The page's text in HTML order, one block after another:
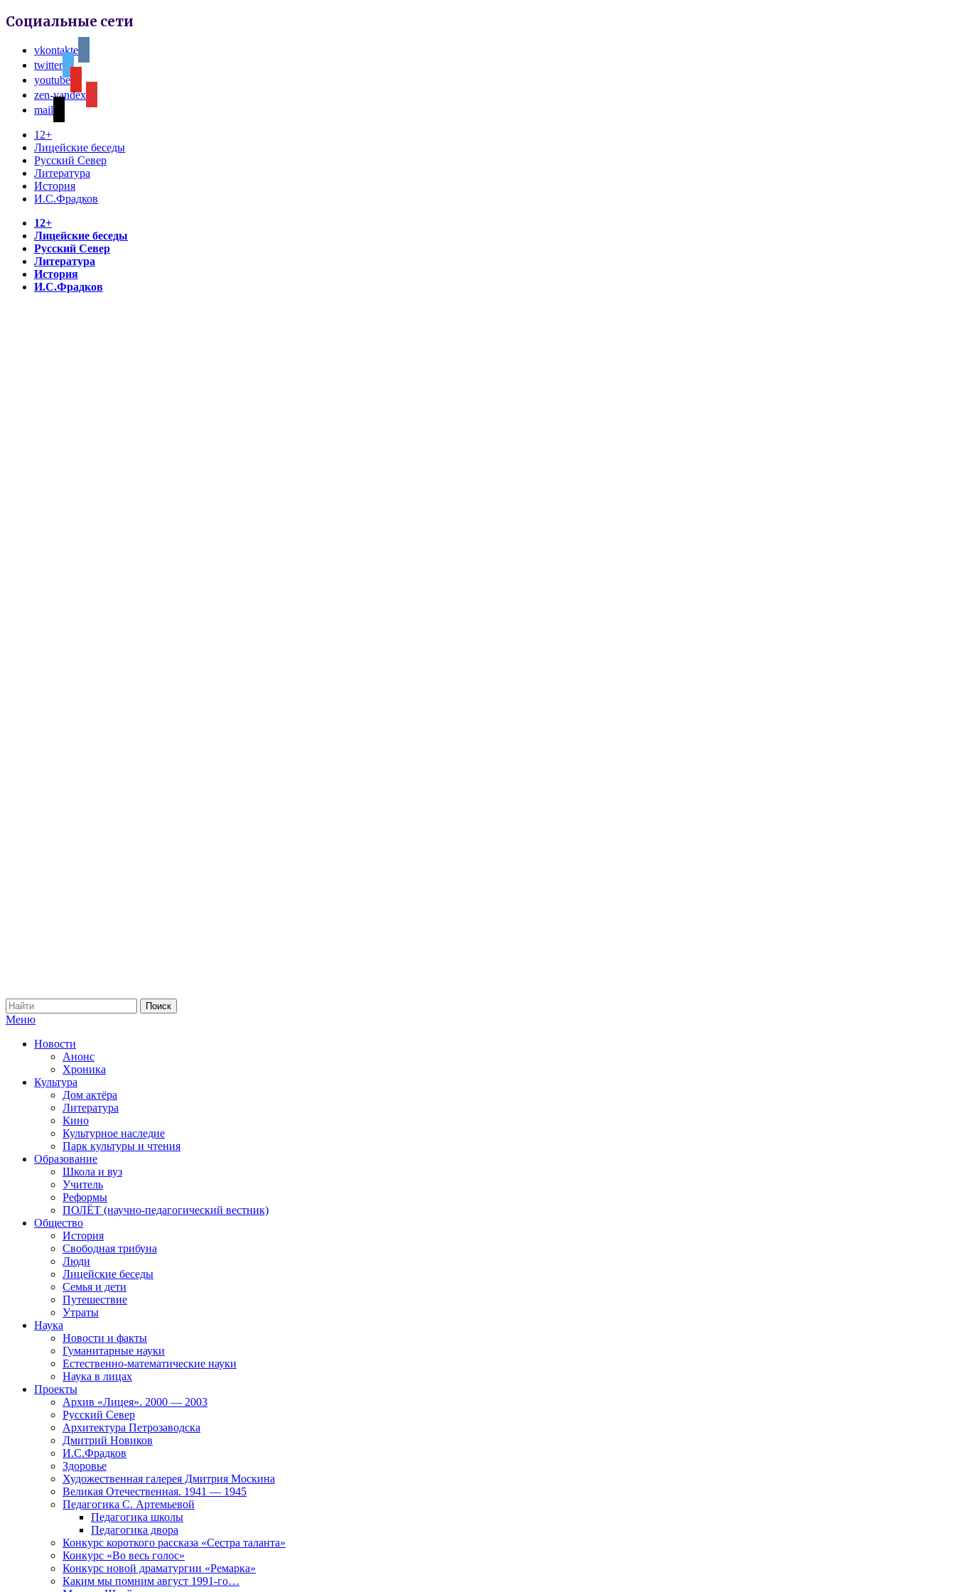
Социальные сети
vkontakte
twitter
youtube
zen-yandex
mail
12+
Лицейские беседы
Русский Север
Литература
История
И.С.Фрадков
12+
Лицейские беседы
Русский Север
Литература
История
И.С.Фрадков
Меню
Новости
Анонс
Хроника
Культура
Дом актёра
Литература
Кино
Культурное наследие
Парк культуры и чтения
Образование
Школа и вуз
Учитель
Реформы
ПОЛЁТ (научно-педагогический вестник)
Общество
История
Свободная трибуна
Люди
Лицейские беседы
Семья и дети
Путешествие
Утраты
Наука
Новости и факты
Гуманитарные науки
Естественно-математические науки
Наука в лицах
Проекты
Архив «Лицея». 2000 — 2003
Русский Север
Архитектура Петрозаводска
Дмитрий Новиков
И.С.Фрадков
Здоровье
Художественная галерея Дмитрия Москина
Великая Отечественная. 1941 — 1945
Педагогика С. Артемьевой
Педагогика школы
Педагогика двора
Конкурс короткого рассказа «Сестра таланта»
Конкурс «Во весь голос»
Конкурс новой драматургии «Ремарка»
Каким мы помним август 1991-го…